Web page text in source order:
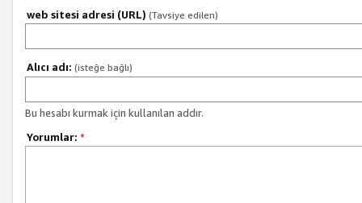
web sitesi adresi (URL) (Tavsiye edilen)
Alıcı adı: (isteğe bağlı)
Bu hesabı kurmak için kullanılan addır.
Yorumlar: *